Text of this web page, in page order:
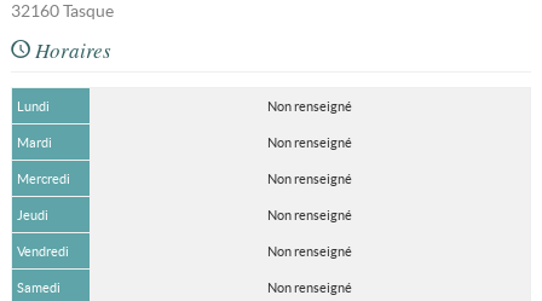
32160 Tasque
Horaires
Lundi Non renseigné
Mardi Non renseigné
Mercredi Non renseigné
Jeudi Non renseigné
Vendredi Non renseigné
Samedi Non renseigné